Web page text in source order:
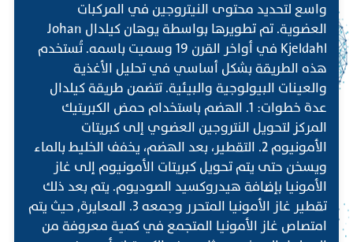
واسع لتحديد محتوى النيتروجين في المركبات
العضوية. تم تطويرها بواسطة يوهان كيلدال Johan
Kjeldahl في أواخر القرن 19 وسميت باسمه. تُستخدم
هذه الطريقة بشكل أساسي في تحليل الأغذية
والعينات البيولوجية والبيئية. تتضمن طريقة كيلدال
عدة خطوات: 1. الهضم باستخدام حمض الكبريتيك
المركز لتحويل النتروجين العضوي إلى كبريتات
الأمونيوم 2. التقطير، بعد الهضم، يخفف الخليط بالماء
ويسخن حتى يتم تحويل كبريتات الأمونيوم إلى غاز
الأمونيا بإضافة هيدروكسيد الصوديوم. يتم بعد ذلك
تقطير غاز الأمونيا المتحرر وجمعه 3. المعايرة, حيث يتم
امتصاص غاز الأمونيا المتجمع في كمية معروفة من